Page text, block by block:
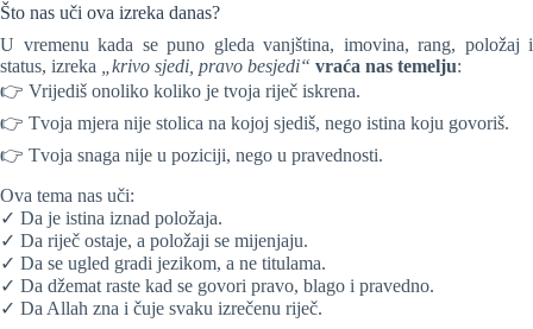
Što nas uči ova izreka danas?
U vremenu kada se puno gleda vanjština, imovina, rang, položaj i
status, izreka
„krivo sjedi, pravo besjedi“ vraća nas temelju:
👉 Vrijediš onoliko koliko je tvoja riječ iskrena.
👉 Tvoja mjera nije stolica na kojoj sjediš, nego istina koju govoriš.
👉 Tvoja snaga nije u poziciji, nego u pravednosti.
Ova tema nas uči:
✓ Da je istina iznad položaja.
✓ Da riječ ostaje, a položaji se mijenjaju.
✓ Da se ugled gradi jezikom, a ne titulama.
✓ Da džemat raste kad se govori pravo, blago i pravedno.
✓ Da Allah zna i čuje svaku izrečenu riječ.